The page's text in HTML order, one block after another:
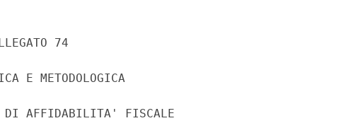
74
E METODOLOGICA
AFFIDABILITA' FISCALE